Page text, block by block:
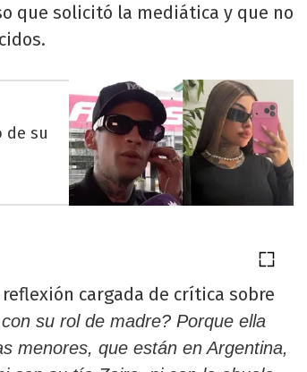
que solicitó la mediática y que no
de su
cargada de crítica sobre
su rol de madre? Porque ella
menores, que están en Argentina,